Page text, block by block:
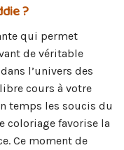
?
qui permet
de véritable
l’univers des
cours à votre
temps les soucis du
coloriage favorise la
Ce moment de